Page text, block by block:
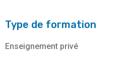
Type de formation
Enseignement privé